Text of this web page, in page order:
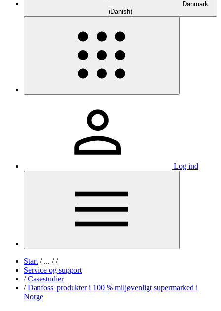
Danmark
(Danish)
Log ind
Start /... / /
Service og support
/ Casestudier
/ Danfoss' produkter i 100 % miljøvenligt supermarked i
Norge